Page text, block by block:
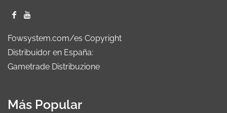
Fowsystem.com/es Copyright
Distribuidor en España:
Gametrade Distribuzione
Más Popular